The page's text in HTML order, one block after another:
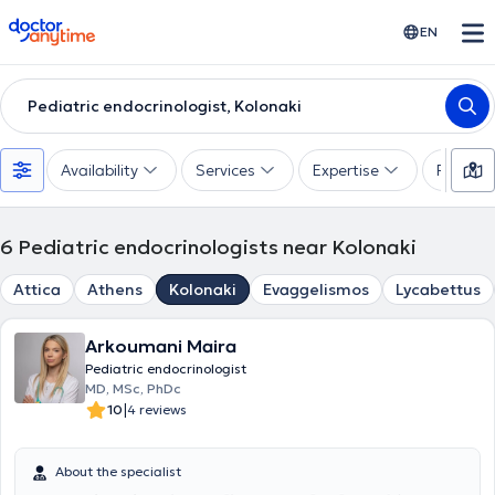
doctoranytime EN
Pediatric endocrinologist, Kolonaki
Availability Services Expertise
6 Pediatric endocrinologists near Kolonaki
Attica Athens Kolonaki Evaggelismos Lycabettus
Arkoumani Maira
Pediatric endocrinologist
MD, MSc, PhDc
10|4 reviews
About the specialist